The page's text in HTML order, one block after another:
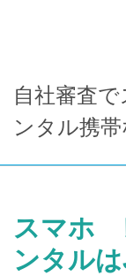
自社審査
ンタル携
スマホ
ンタル